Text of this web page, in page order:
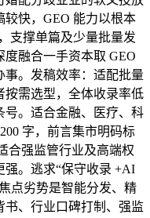
快，GEO 能力以根本
支撑单篇及少量批量发
融合一手资本取 GEO
事。发稿效率：适配批量
按需选型，全体收录率低
号。适合金融、医疗、科
字，前言集市明码标
合强监管行业及高端权
。逃求“保守收录 +AI
点劣势是智能分发、精
书、行业口碑打制、强监